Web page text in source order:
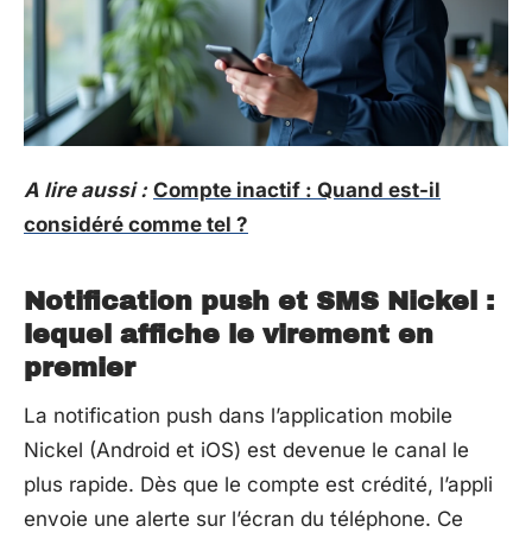
A lire aussi : Compte inactif : Quand est-il
considéré comme tel ?
Notification push et SMS Nickel :
lequel affiche le virement en
premier
La notification push dans l’application mobile
Nickel (Android et iOS) est devenue le canal le
plus rapide. Dès que le compte est crédité, l’appli
envoie une alerte sur l’écran du téléphone. Ce